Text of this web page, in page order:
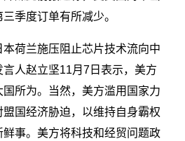
季度订单有所减少。
荷兰施压阻止芯片技术流向中
言人赵立坚11月7日表示，美方
所为。当然，美方滥用国家力
国经济胁迫，以维持自身霸权
事。美方将科技和经贸问题政